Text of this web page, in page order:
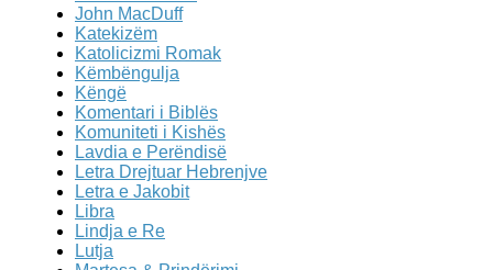
John MacDuff
Katekizëm
Katolicizmi Romak
Këmbëngulja
Këngë
Komentari i Biblës
Komuniteti i Kishës
Lavdia e Perëndisë
Letra Drejtuar Hebrenjve
Letra e Jakobit
Libra
Lindja e Re
Lutja